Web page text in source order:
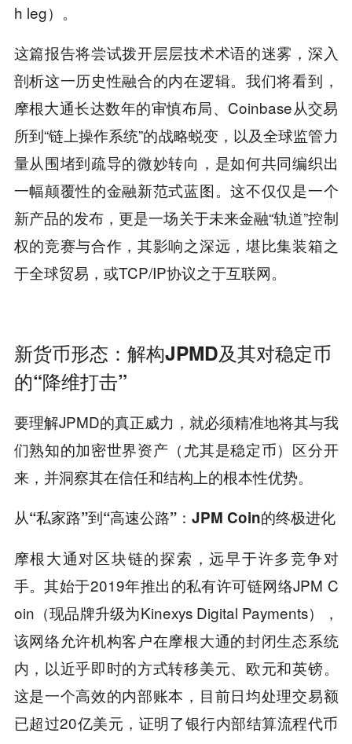
h leg）。
这篇报告将尝试拨开层层技术术语的迷雾，深入
剖析这一历史性融合的内在逻辑。我们将看到，
摩根大通长达数年的审慎布局、Coinbase从交易
所到“链上操作系统”的战略蜕变，以及全球监管力
量从围堵到疏导的微妙转向，是如何共同编织出
一幅颠覆性的金融新范式蓝图。这不仅仅是一个
新产品的发布，更是一场关于未来金融“轨道”控制
权的竞赛与合作，其影响之深远，堪比集装箱之
于全球贸易，或TCP/IP协议之于互联网。
新货币形态：解构JPMD及其对稳定币
的“降维打击”
要理解JPMD的真正威力，就必须精准地将其与我
们熟知的加密世界资产（尤其是稳定币）区分开
来，并洞察其在信任和结构上的根本性优势。
从“私家路”到“高速公路”：JPM Coin的终极进化
摩根大通对区块链的探索，远早于许多竞争对
手。其始于2019年推出的私有许可链网络JPM C
oin（现品牌升级为Kinexys Digital Payments），
该网络允许机构客户在摩根大通的封闭生态系统
内，以近乎即时的方式转移美元、欧元和英镑。
这是一个高效的内部账本，目前日均处理交易额
已超过20亿美元，证明了银行内部结算流程代币